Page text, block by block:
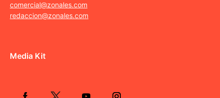
comercial@zonales.com
redaccion@zonales.com
Media Kit